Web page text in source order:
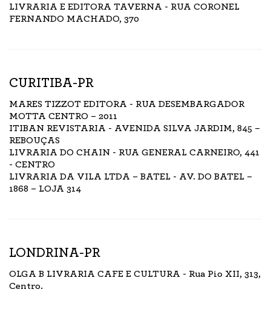
LIVRARIA E EDITORA TAVERNA - RUA CORONEL
FERNANDO MACHADO, 370
CURITIBA-PR
MARES TIZZOT EDITORA - RUA DESEMBARGADOR
MOTTA CENTRO – 2011
ITIBAN REVISTARIA - AVENIDA SILVA JARDIM, 845 –
REBOUÇAS
LIVRARIA DO CHAIN - RUA GENERAL CARNEIRO, 441
- CENTRO
LIVRARIA DA VILA LTDA – BATEL - AV. DO BATEL –
1868 – LOJA 314
LONDRINA-PR
OLGA B LIVRARIA CAFE E CULTURA - Rua Pio XII, 313,
Centro.